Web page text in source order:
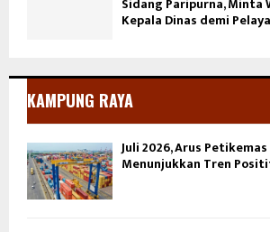
Kepala Dinas demi
KAMPUNG RAYA
Juli 2026, Arus
Menunjukkan Tren